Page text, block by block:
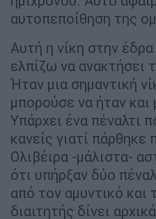
αυτοπεποίθηση της
Αυτή η νίκη στην
ελπίζω να ανακτήσει
Ήταν μια σημαντική
μπορούσε να ήταν και
Υπάρχει ένα πέναλτι
κανείς γιατί
Ολιβέιρα -μάλιστα-
ότι υπήρξαν δύο
από τον αμυντικό
διαιτητής δίνει